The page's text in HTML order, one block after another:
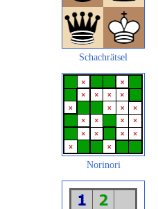
Schachrätsel
Norinori